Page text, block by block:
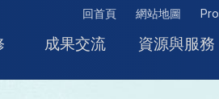
回首頁 網站地圖
成果交流 資源與服務